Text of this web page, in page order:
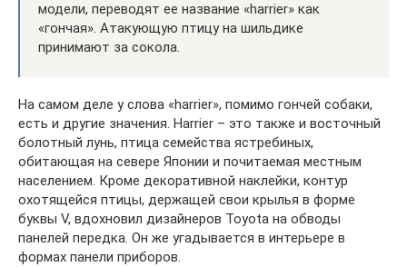
модели, переводят ее название «harrier» как
«гончая». Атакующую птицу на шильдике
принимают за сокола.
На самом деле у слова «harrier», помимо гончей собаки,
есть и другие значения. Harrier – это также и восточный
болотный лунь, птица семейства ястребиных,
обитающая на севере Японии и почитаемая местным
населением. Кроме декоративной наклейки, контур
охотящейся птицы, держащей свои крылья в форме
буквы V, вдохновил дизайнеров Toyota на обводы
панелей передка. Он же угадывается в интерьере в
формах панели приборов.